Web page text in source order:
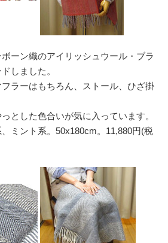
ーン織のアイリッシュウール・ブラ
しました。
ラーはもちろん、ストール、ひざ掛
とした色合いが気に入っています。
ミント系。50x180cm。11,880円(税